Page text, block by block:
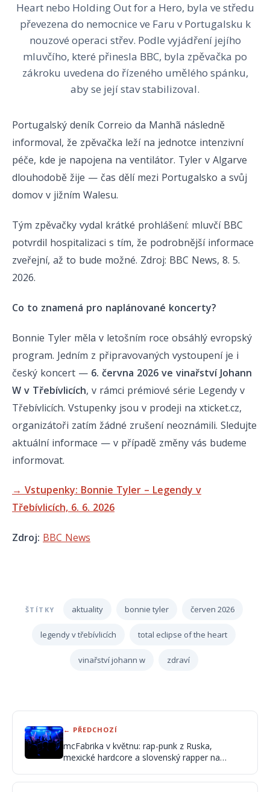
Heart nebo Holding Out for a Hero, byla ve středu
převezena do nemocnice ve Faru v Portugalsku k
nouzové operaci střev. Podle vyjádření jejího
mluvčího, které přinesla BBC, byla zpěvačka po
zákroku uvedena do řízeného umělého spánku,
aby se její stav stabilizoval.
Portugalský deník Correio da Manhã následně
informoval, že zpěvačka leží na jednotce intenzivní
péče, kde je napojena na ventilátor. Tyler v Algarve
dlouhodobě žije — čas dělí mezi Portugalsko a svůj
domov v jižním Walesu.
Tým zpěvačky vydal krátké prohlášení: mluvčí BBC
potvrdil hospitalizaci s tím, že podrobnější informace
zveřejní, až to bude možné. Zdroj: BBC News, 8. 5.
2026.
Co to znamená pro naplánované koncerty?
Bonnie Tyler měla v letošním roce obsáhlý evropský
program. Jedním z připravovaných vystoupení je i
český koncert — 6. června 2026 ve vinařství Johann
W v Třebívlicích, v rámci prémiové série Legendy v
Třebívlicích. Vstupenky jsou v prodeji na xticket.cz,
organizátoři zatím žádné zrušení neoznámili. Sledujte
aktuální informace — v případě změny vás budeme
informovat.
→ Vstupenky: Bonnie Tyler – Legendy v
Třebívlicích, 6. 6. 2026
Zdroj: BBC News
ŠTÍTKY aktuality bonnie tyler červen 2026
legendy v třebívlicích total eclipse of the heart
vinařství johann w zdraví
← PŘEDCHOZÍ
mcFabrika v květnu: rap-punk z Ruska,
mexické hardcore a slovenský rapper na